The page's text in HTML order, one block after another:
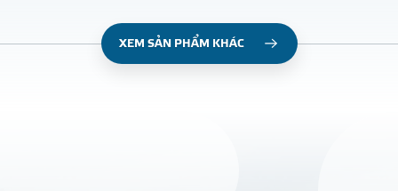
XEM SẢN PHẨM KHÁC